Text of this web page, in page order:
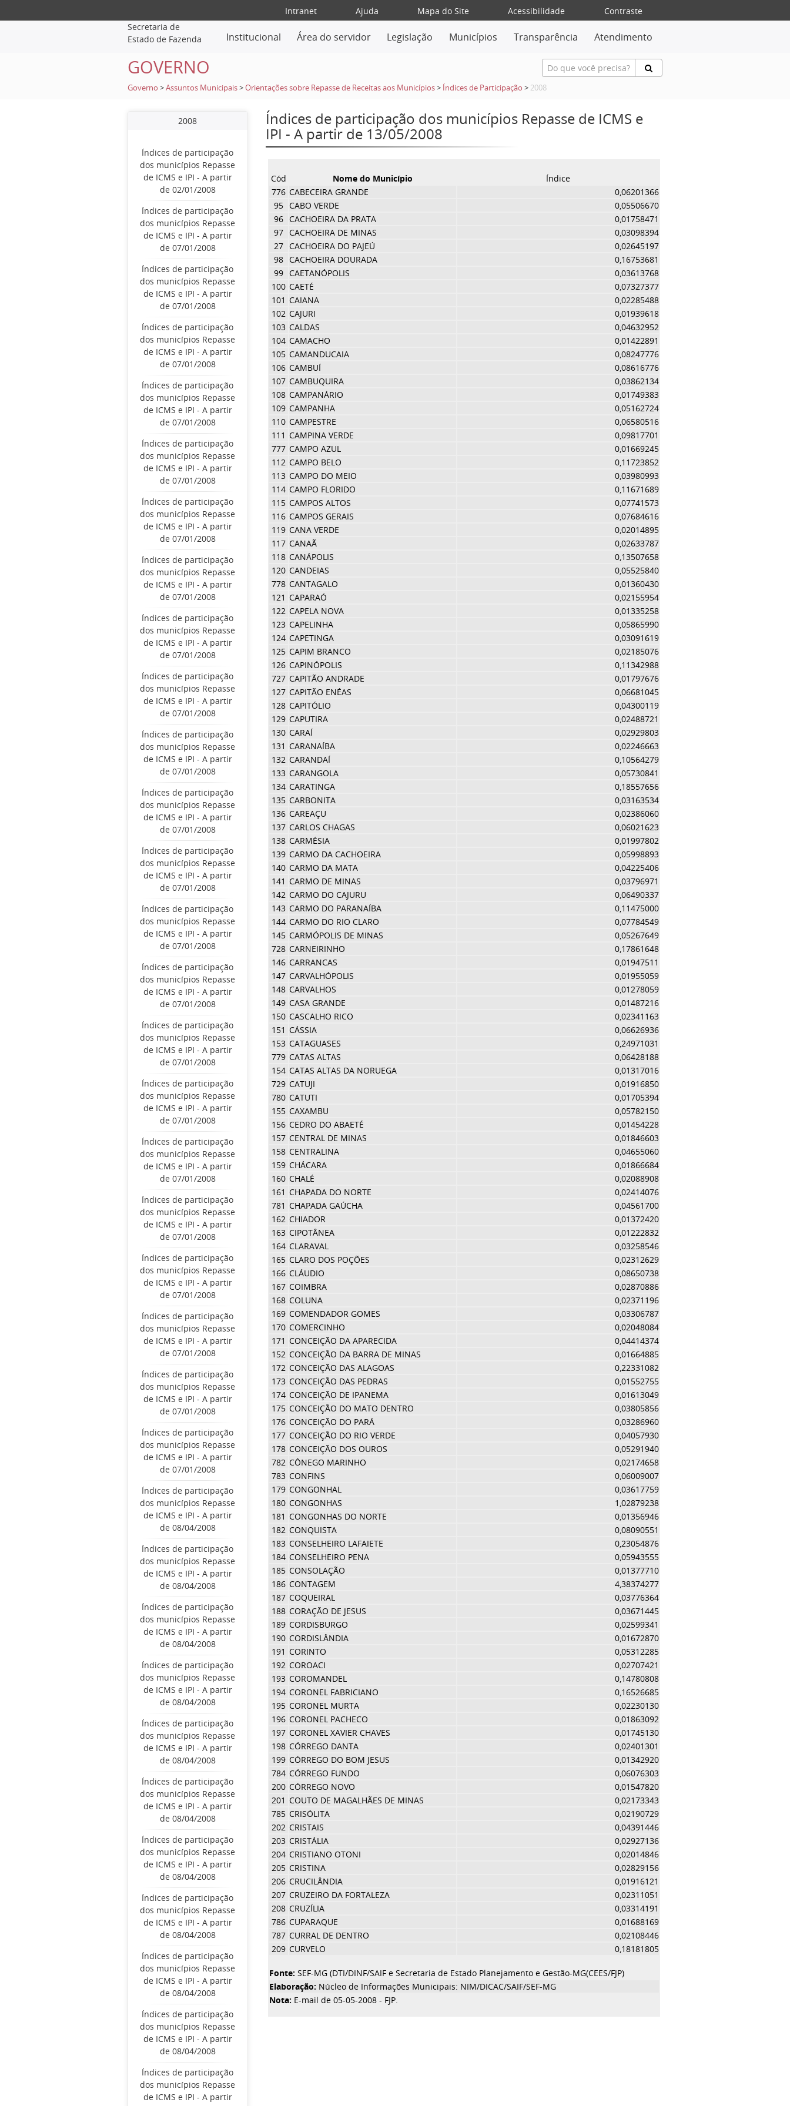
Intranet Ajuda Mapa do Site Acessibilidade
Contraste
Secretaria de
Estado de Fazenda
Institucional Área do servidor Legislação Municípios Transparência Atendimento
GOVERNO
Governo >Assuntos Municipais >Orientações sobre Repasse de Receitas aos Municípios > Índices de Participação > 2008
2008
Índices de participação
dos municípios Repasse
de ICMS e IPI - A partir
de 02/01/2008
Índices de participação
dos municípios Repasse
de ICMS e IPI - A partir
de 07/01/2008
Índices de participação
dos municípios Repasse
de ICMS e IPI - A partir
de 07/01/2008
Índices de participação
dos municípios Repasse
de ICMS e IPI - A partir
de 07/01/2008
Índices de participação
dos municípios Repasse
de ICMS e IPI - A partir
de 07/01/2008
Índices de participação
dos municípios Repasse
de ICMS e IPI - A partir
de 07/01/2008
Índices de participação
dos municípios Repasse
de ICMS e IPI - A partir
de 07/01/2008
Índices de participação
dos municípios Repasse
de ICMS e IPI - A partir
de 07/01/2008
Índices de participação
dos municípios Repasse
de ICMS e IPI - A partir
de 07/01/2008
Índices de participação
dos municípios Repasse
de ICMS e IPI - A partir
de 07/01/2008
Índices de participação
dos municípios Repasse
de ICMS e IPI - A partir
de 07/01/2008
Índices de participação
dos municípios Repasse
de ICMS e IPI - A partir
de 07/01/2008
Índices de participação
dos municípios Repasse
de ICMS e IPI - A partir
de 07/01/2008
Índices de participação
dos municípios Repasse
de ICMS e IPI - A partir
de 07/01/2008
Índices de participação
dos municípios Repasse
de ICMS e IPI - A partir
de 07/01/2008
Índices de participação
dos municípios Repasse
de ICMS e IPI - A partir
de 07/01/2008
Índices de participação
dos municípios Repasse
de ICMS e IPI - A partir
de 07/01/2008
Índices de participação
dos municípios Repasse
de ICMS e IPI - A partir
de 07/01/2008
Índices de participação
dos municípios Repasse
de ICMS e IPI - A partir
de 07/01/2008
Índices de participação
dos municípios Repasse
de ICMS e IPI - A partir
de 07/01/2008
Índices de participação
dos municípios Repasse
de ICMS e IPI - A partir
de 07/01/2008
Índices de participação
dos municípios Repasse
de ICMS e IPI - A partir
de 07/01/2008
Índices de participação
dos municípios Repasse
de ICMS e IPI - A partir
de 07/01/2008
Índices de participação
dos municípios Repasse
de ICMS e IPI - A partir
de 08/04/2008
Índices de participação
dos municípios Repasse
de ICMS e IPI - A partir
de 08/04/2008
Índices de participação
dos municípios Repasse
de ICMS e IPI - A partir
de 08/04/2008
Índices de participação
dos municípios Repasse
de ICMS e IPI - A partir
de 08/04/2008
Índices de participação
dos municípios Repasse
de ICMS e IPI - A partir
de 08/04/2008
Índices de participação
dos municípios Repasse
de ICMS e IPI - A partir
de 08/04/2008
Índices de participação
dos municípios Repasse
de ICMS e IPI - A partir
de 08/04/2008
Índices de participação
dos municípios Repasse
de ICMS e IPI - A partir
de 08/04/2008
Índices de participação
dos municípios Repasse
de ICMS e IPI - A partir
de 08/04/2008
Índices de participação
dos municípios Repasse
de ICMS e IPI - A partir
de 08/04/2008
Índices de participação
dos municípios Repasse
de ICMS e IPI - A partir
Índices de participação dos municípios Repasse de ICMS e
IPI - A partir de 13/05/2008
Cód Nome do Município
Índice
776 CABECEIRA GRANDE
0,06201366
95 CABO VERDE
0,05506670
96 CACHOEIRA DA PRATA
0,01758471
97 CACHOEIRA DE MINAS
0,03098394
27 CACHOEIRA DO PAJEÚ
0,02645197
98 CACHOEIRA DOURADA
0,16753681
99 CAETANÓPOLIS
0,03613768
100 CAETÉ
0,07327377
101 CAIANA
0,02285488
102 CAJURI
0,01939618
103 CALDAS
0,04632952
104 CAMACHO
0,01422891
105 CAMANDUCAIA
0,08247776
106 CAMBUÍ
0,08616776
107 CAMBUQUIRA
0,03862134
108 CAMPANÁRIO
0,01749383
109 CAMPANHA
0,05162724
110 CAMPESTRE
0,06580516
111 CAMPINA VERDE
0,09817701
777 CAMPO AZUL
0,01669245
112 CAMPO BELO
0,11723852
113 CAMPO DO MEIO
0,03980993
114 CAMPO FLORIDO
0,11671689
115 CAMPOS ALTOS
0,07741573
116 CAMPOS GERAIS
0,07684616
119 CANA VERDE
0,02014895
117 CANAÃ
0,02633787
118 CANÁPOLIS
0,13507658
120 CANDEIAS
0,05525840
778 CANTAGALO
0,01360430
121 CAPARAÓ
0,02155954
122 CAPELA NOVA
0,01335258
123 CAPELINHA
0,05865990
124 CAPETINGA
0,03091619
125 CAPIM BRANCO
0,02185076
126 CAPINÓPOLIS
0,11342988
727 CAPITÃO ANDRADE
0,01797676
127 CAPITÃO ENÉAS
0,06681045
128 CAPITÓLIO
0,04300119
129 CAPUTIRA
0,02488721
130 CARAÍ
0,02929803
131 CARANAÍBA
0,02246663
132 CARANDAÍ
0,10564279
133 CARANGOLA
0,05730841
134 CARATINGA
0,18557656
135 CARBONITA
0,03163534
136 CAREAÇU
0,02386060
137 CARLOS CHAGAS
0,06021623
138 CARMÉSIA
0,01997802
139 CARMO DA CACHOEIRA
0,05998893
140 CARMO DA MATA
0,04225406
141 CARMO DE MINAS
0,03796971
142 CARMO DO CAJURU
0,06490337
143 CARMO DO PARANAÍBA
0,11475000
144 CARMO DO RIO CLARO
0,07784549
145 CARMÓPOLIS DE MINAS
0,05267649
728 CARNEIRINHO
0,17861648
146 CARRANCAS
0,01947511
147 CARVALHÓPOLIS
0,01955059
148 CARVALHOS
0,01278059
149 CASA GRANDE
0,01487216
150 CASCALHO RICO
0,02341163
151 CÁSSIA
0,06626936
153 CATAGUASES
0,24971031
779 CATAS ALTAS
0,06428188
154 CATAS ALTAS DA NORUEGA
0,01317016
729 CATUJI
0,01916850
780 CATUTI
0,01705394
155 CAXAMBU
0,05782150
156 CEDRO DO ABAETÉ
0,01454228
157 CENTRAL DE MINAS
0,01846603
158 CENTRALINA
0,04655060
159 CHÁCARA
0,01866684
160 CHALÉ
0,02088908
161 CHAPADA DO NORTE
0,02414076
781 CHAPADA GAÚCHA
0,04561700
162 CHIADOR
0,01372420
163 CIPOTÂNEA
0,01222832
164 CLARAVAL
0,03258546
165 CLARO DOS POÇÕES
0,02312629
166 CLÁUDIO
0,08650738
167 COIMBRA
0,02870886
168 COLUNA
0,02371196
169 COMENDADOR GOMES
0,03306787
170 COMERCINHO
0,02048084
171 CONCEIÇÃO DA APARECIDA
0,04414374
152 CONCEIÇÃO DA BARRA DE MINAS
0,01664885
172 CONCEIÇÃO DAS ALAGOAS
0,22331082
173 CONCEIÇÃO DAS PEDRAS
0,01552755
174 CONCEIÇÃO DE IPANEMA
0,01613049
175 CONCEIÇÃO DO MATO DENTRO
0,03805856
176 CONCEIÇÃO DO PARÁ
0,03286960
177 CONCEIÇÃO DO RIO VERDE
0,04057930
178 CONCEIÇÃO DOS OUROS
0,05291940
782 CÔNEGO MARINHO
0,02174658
783 CONFINS
0,06009007
179 CONGONHAL
0,03617759
180 CONGONHAS
1,02879238
181 CONGONHAS DO NORTE
0,01356946
182 CONQUISTA
0,08090551
183 CONSELHEIRO LAFAIETE
0,23054876
184 CONSELHEIRO PENA
0,05943555
185 CONSOLAÇÃO
0,01377710
186 CONTAGEM
4,38374277
187 COQUEIRAL
0,03776364
188 CORAÇÃO DE JESUS
0,03671445
189 CORDISBURGO
0,02599341
190 CORDISLÂNDIA
0,01672870
191 CORINTO
0,05312285
192 COROACI
0,02707421
193 COROMANDEL
0,14780808
194 CORONEL FABRICIANO
0,16526685
195 CORONEL MURTA
0,02230130
196 CORONEL PACHECO
0,01863092
197 CORONEL XAVIER CHAVES
0,01745130
198 CÓRREGO DANTA
0,02401301
199 CÓRREGO DO BOM JESUS
0,01342920
784 CÓRREGO FUNDO
0,06076303
200 CÓRREGO NOVO
0,01547820
201 COUTO DE MAGALHÃES DE MINAS
0,02173343
785 CRISÓLITA
0,02190729
202 CRISTAIS
0,04391446
203 CRISTÁLIA
0,02927136
204 CRISTIANO OTONI
0,02014846
205 CRISTINA
0,02829156
206 CRUCILÂNDIA
0,01916121
207 CRUZEIRO DA FORTALEZA
0,02311051
208 CRUZÍLIA
0,03314191
786 CUPARAQUE
0,01688169
787 CURRAL DE DENTRO
0,02108446
209 CURVELO 0,18181805
Fonte: SEF-MG (DTI/DINF/SAIF e Secretaria de Estado Planejamento e Gestão-MG(CEES/FJP)
Elaboração: Núcleo de Informações Municipais: NIM/DICAC/SAIF/SEF-MG
Nota: E-mail de 05-05-2008 - FJP.